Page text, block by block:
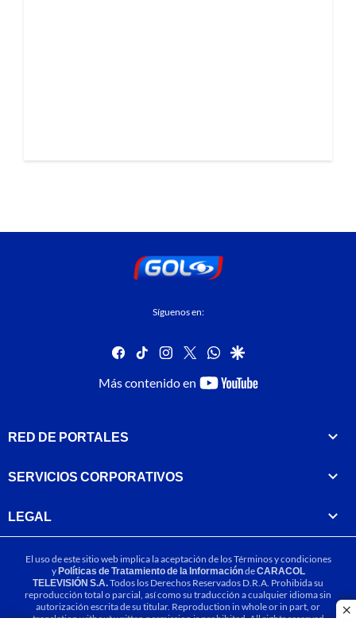
Síguenos en:
facebook
tiktok instagram
twitterwhatsapp
google
Más contenido en
youtube-
RED DE PORTALES
SERVICIOS CORPORATIVOS
LEGAL
El uso de este sitio web implica la aceptación de losTérminos y condiciones
yPolíticas de Tratamiento de la InformacióndeCARACOL
TELEVISIÓN S.A.Todos los Derechos Reservados D.R.A. Prohibida su
reproducción total o parcial, así como su traducción a cualquier idioma sin
autorización escrita de su titular. Reproduction in whole or in part, or
translation without written permission is prohibited. All rights reserved